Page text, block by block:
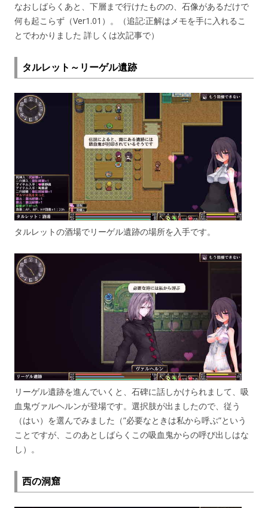
なおしばらくあと、下層まで行けたものの、石像があるだけで
何も起こらず（Ver1.01）。（追記:正解はメモを手に入れるこ
とでわかりました 詳しくは次記事で）
タルレット～リーゲル遺跡
タルレットの酒場でリーゲル遺跡の場所を入手です。
リーゲル遺跡を進んでいくと、石碑に話しかけられまして、吸
血鬼ヴァルヘルンが登場です。選択肢が出ましたので、従う
（はい）を選んでみました（”必要なときは私から呼ぶ”という
ことですが、このあとしばらくこの吸血鬼からの呼び出しはな
し）。
西の洞窟